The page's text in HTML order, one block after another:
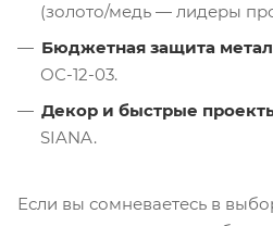
(золото/медь — лидеры
Бюджетная защита
ОС-12-03.
Декор и быстрые
SIANA.
Если вы сомневаетесь в